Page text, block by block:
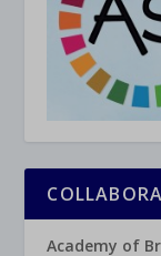
Academy of